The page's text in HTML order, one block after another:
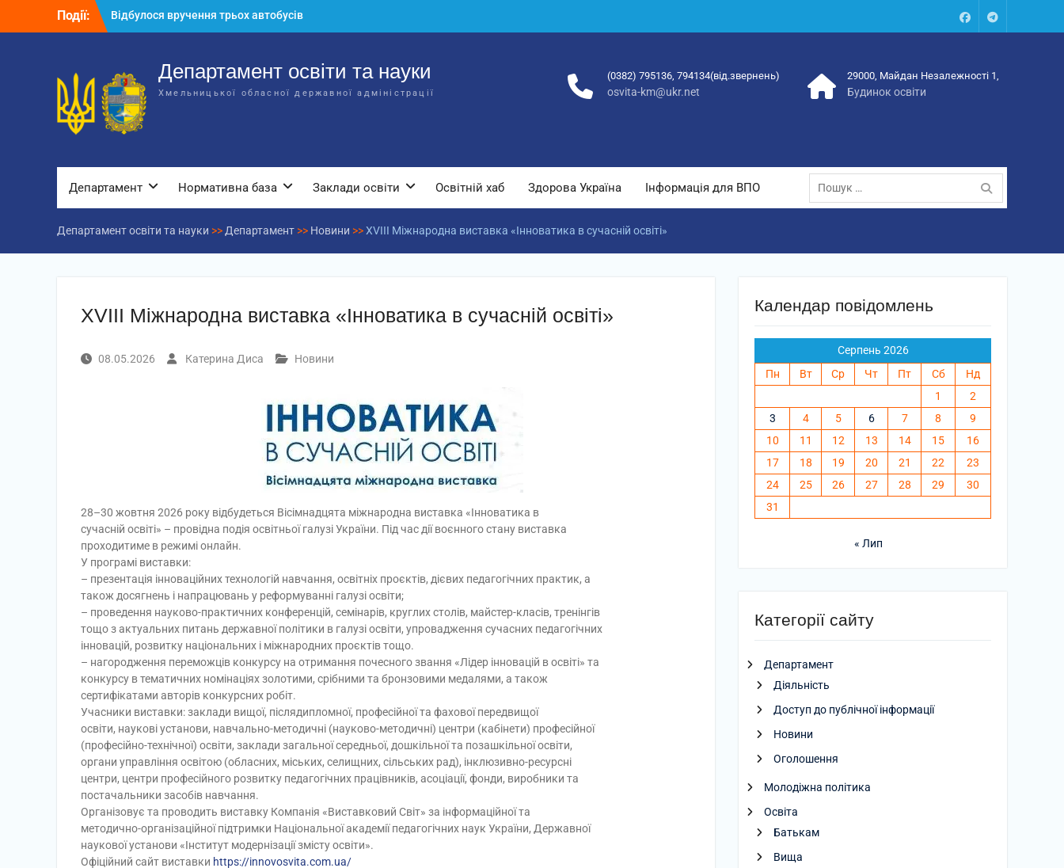
Події:
Відбулося вручення трьох автобусів
для потреб закладів освіти
Департаменту освіти та науки обласної
державної адміністрації
Відбулась обласна нарада для
відповідальних за національно-
патріотичне виховання
FacebookTalegram
Департамент освіти та науки
Хмельницької обласної державної адміністрації
(0382) 795136, 794134(від.звернень)
osvita-km@ukr.net
29000, Майдан Незалежності 1,
Будинок освіти
Департамент Нормативна база Заклади освіти Освітній хаб Здорова Україна Інформація для ВПО
Пошук:
Департамент освіти та науки >> Департамент >> Новини >>XVIII Міжнародна виставка «Інноватика в сучасній освіті»
XVIII Міжнародна виставка «Інноватика в сучасній освіті»
08.05.2026 Катерина Диса Новини
28–30 жовтня 2026 року відбудеться Вісімнадцята міжнародна виставка «Інноватика в
сучасній освіті» – провідна подія освітньої галузі України. Під час дії воєнного стану виставка
проходитиме в режимі онлайн.
У програмі виставки:
– презентація інноваційних технологій навчання, освітніх проєктів, дієвих педагогічних практик, а
також досягнень і напрацювань у реформуванні галузі освіти;
– проведення науково-практичних конференцій, семінарів, круглих столів, майстер-класів, тренінгів
тощо з актуальних питань державної політики в галузі освіти, упровадження сучасних педагогічних
інновацій, розвитку національних і міжнародних проєктів тощо.
– нагородження переможців конкурсу на отримання почесного звання «Лідер інновацій в освіті» та
конкурсу в тематичних номінаціях золотими, срібними та бронзовими медалями, а також
сертифікатами авторів конкурсних робіт.
Учасники виставки: заклади вищої, післядипломної, професійної та фахової передвищої
освіти, наукові установи, навчально-методичні (науково-методичні) центри (кабінети) професійної
(професійно-технічної) освіти, заклади загальної середньої, дошкільної та позашкільної освіти,
органи управління освітою (обласних, міських, селищних, сільських рад), інклюзивно-ресурсні
центри, центри професійного розвитку педагогічних працівників, асоціації, фонди, виробники та
постачальники засобів навчання.
Організовує та проводить виставку Компанія «Виставковий Світ» за інформаційної та
методично-організаційної підтримки Національної академії педагогічних наук України, Державної
наукової установи «Інститут модернізації змісту освіти».
Офіційний сайт виставки https://innovosvita.com.ua/
Календар повідомлень
Серпень 2026
Пн
Вт Ср Чт Пт Сб
Нд
1
2
3
4 5 6 7 8
9
10
11 12 13 14 15
16
17
18 19 20 21 22
23
24
25 26 27 28 29
30
31
« Лип
Категорії сайту
Департамент
Діяльність
Доступ до публічної інформації
Новини
Оголошення
Молодіжна політика
Освіта
Батькам
Вища